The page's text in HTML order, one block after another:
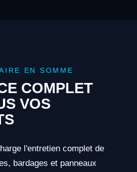
EN SOMME
COMPLET
VOS
l'entretien complet de
bardages et panneaux